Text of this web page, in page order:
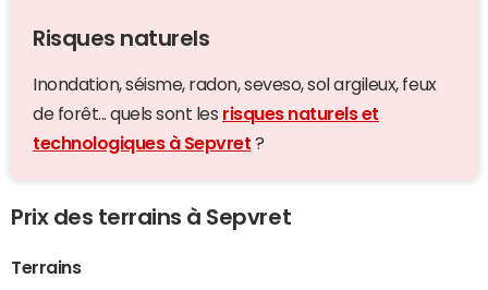
Risques naturels
Inondation, séisme, radon, seveso, sol argileux, feux
de forêt... quels sont les risques naturels et
technologiques à Sepvret ?
Prix des terrains à Sepvret
Terrains